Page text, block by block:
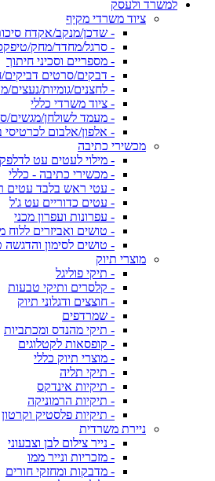
למשרד ולעסק
ציוד משרדי מקיף
- שדכן/מנקב/אקדח
- סרגל/מחדד/מחק/
- מספריים וסכיני חיתוך
- דבקים/סרטים דביקים/
- לחצנים/גומיות/נעצים/
- ציוד משרדי כללי
- מעמד לשולחן/
- אלפון/אלבום לכרטיסי
מכשירי כתיבה
- מילוי לעטים עט לדלפק
- מכשירי כתיבה - כללי
- עטי ראש בלבד עטים
- עטים כדוריים עט ג'ל
- עפרונות ועפרון מכני
- טושים ואביזרים ללוח
- טושים לסימון
מוצרי תיוק
- תיקי פוליגל
- קלסרים ותיקי טבעות
- חוצצים ודגלוני תיוק
- שמרדפים
- תיקי מהנדס ומכתביות
- קופסאות לקטלוגים
- מוצרי תיוק כללי
- תיקי תליה
- תיקיות אינדקס
- תיקיות הרמוניקה
- תיקיות פלסטיק וקרטון
ניירת משרדית
- נייר צילום לבן וצבעוני
- מזכריות ונייר ממו
- מדבקות ומחזקי חורים